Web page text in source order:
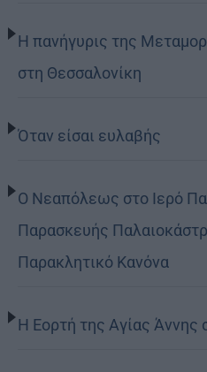
Η πανήγυρις της
στη Θεσσαλονίκη
Όταν είσαι ευλαβής
Ο Νεαπόλεως στο Ιερό
Παρασκευής
Παρακλητικό Κανόνα
Η Εορτή της Αγίας Άννης